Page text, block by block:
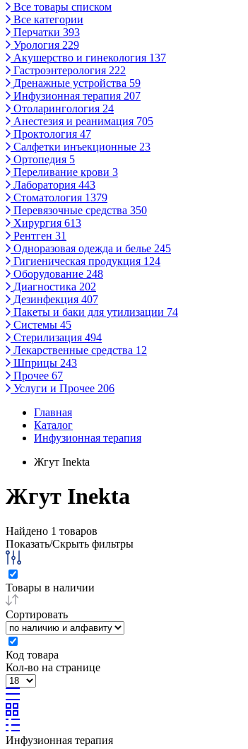
Все товары списком
Все категории
Перчатки 393
Урология 229
Акушерство и гинекология 137
Гастроэнтерология 222
Дренажные устройства 59
Инфузионная терапия 207
Отоларингология 24
Анестезия и реанимация 705
Проктология 47
Салфетки инъекционные 23
Ортопедия 5
Переливание крови 3
Лаборатория 443
Стоматология 1379
Перевязочные средства 350
Хирургия 613
Рентген 31
Одноразовая одежда и белье 245
Гигиеническая продукция 124
Оборудование 248
Диагностика 202
Дезинфекция 407
Пакеты и баки для утилизации 74
Системы 45
Стерилизация 494
Лекарственные средства 12
Шприцы 243
Прочее 67
Услуги и Прочее 206
Главная
Каталог
Инфузионная терапия
Жгут Inekta
Жгут Inekta
Найдено 1 товаров
Показать/Скрыть фильтры
Товары в наличии
Сортировать
Код товара
Кол-во на странице
Инфузионная терапия